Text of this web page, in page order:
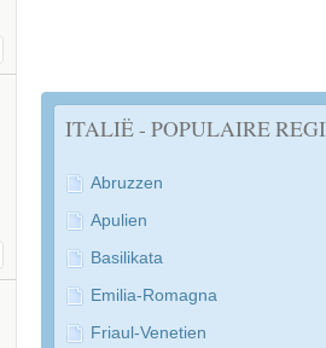
ITALIË - POPULAIRE
Abruzzen
Apulien
Basilikata
Emilia-Romagna
Friaul-Venetien